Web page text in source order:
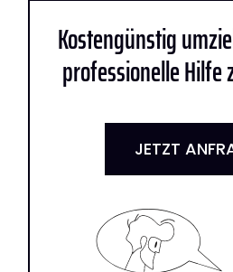
Kostengünstig
professionelle Hilfe
JETZT